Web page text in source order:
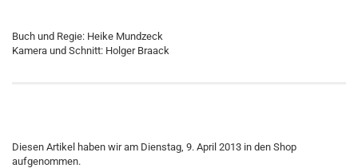
Buch und Regie: Heike Mundzeck
Kamera und Schnitt: Holger Braack
Diesen Artikel haben wir am Dienstag, 9. April 2013 in den Shop
aufgenommen.